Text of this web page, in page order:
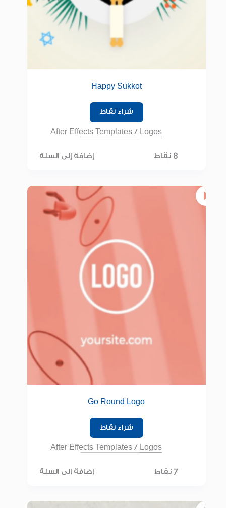
Happy Sukkot
شراء نقاط
After Effects Templates / Logos
8 نقاط إضافة إلى السلة
Go Round Logo
شراء نقاط
After Effects Templates / Logos
7 نقاط إضافة إلى السلة